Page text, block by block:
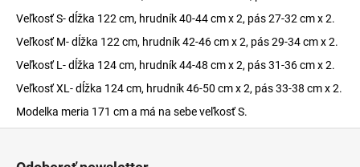
Veľkosť S- dĺžka 122 cm, hrudník 40-44 cm x 2, pás 27-32 cm x 2.
Veľkosť M- dĺžka 122 cm, hrudník 42-46 cm x 2, pás 29-34 cm x 2.
Veľkosť L- dĺžka 124 cm, hrudník 44-48 cm x 2, pás 31-36 cm x 2.
Veľkosť XL- dĺžka 124 cm, hrudník 46-50 cm x 2, pás 33-38 cm x 2.
Modelka meria 171 cm a má na sebe veľkosť S.